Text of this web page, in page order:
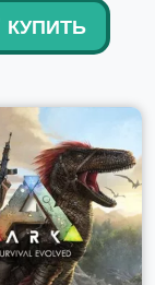
КУПИТЬ